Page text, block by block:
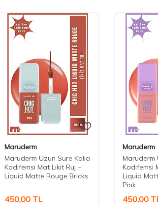
Maruderm
Maruderm Uzun Süre Kalıcı
Kadifemsi Mat Likit Ruj –
Liquid Matte Rouge Bricks
450,00 TL
Maruderm
Maruderm
Kadifemsi
Liquid
Pink
450,00